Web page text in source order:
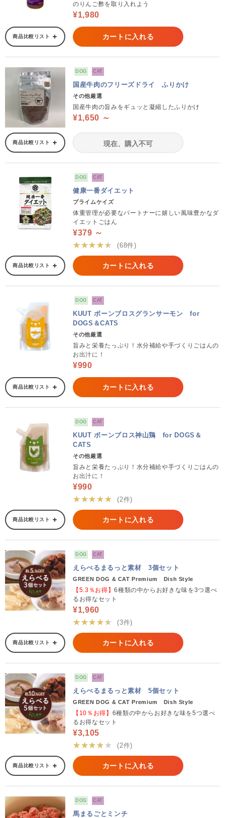
のりんご酢を取り入れよう
¥1,980
商品比較リスト カートに入れる
DOG CAT
国産牛肉のフリーズドライ ふりかけ
その他厳選
国産牛肉の旨みをギュッと凝縮したふりかけ
¥1,650 ～
商品比較リスト 現在、購入不可
DOG CAT
健康一番ダイエット
プライムケイズ
体重管理が必要なパートナーに嬉しい風味豊かなダ
イエットごはん
¥379 ～
★★★★★
(68件)
商品比較リスト カートに入れる
DOG CAT
KUUT ボーンブロスグランサーモン for
DOGS＆CATS
その他厳選
旨みと栄養たっぷり！水分補給や手づくりごはんの
お出汁に！
¥990
商品比較リスト カートに入れる
DOG CAT
KUUT ボーンブロス神山鶏 for DOGS＆
CATS
その他厳選
旨みと栄養たっぷり！水分補給や手づくりごはんの
お出汁に！
¥990
★★★★★
(2件)
商品比較リスト カートに入れる
DOG CAT
えらべるまるっと素材 3個セット
GREEN DOG & CAT Premium Dish Style
【5.3％お得】6種類の中からお好きな味を3つ選べ
るお得なセット
¥1,960
★★★★★
(3件)
商品比較リスト カートに入れる
DOG CAT
えらべるまるっと素材 5個セット
GREEN DOG & CAT Premium Dish Style
【10％お得】 6種類の中からお好きな味を5つ選べ
るお得なセット
¥3,105
★★★★★
(2件)
商品比較リスト カートに入れる
DOG CAT
馬まるごとミンチ